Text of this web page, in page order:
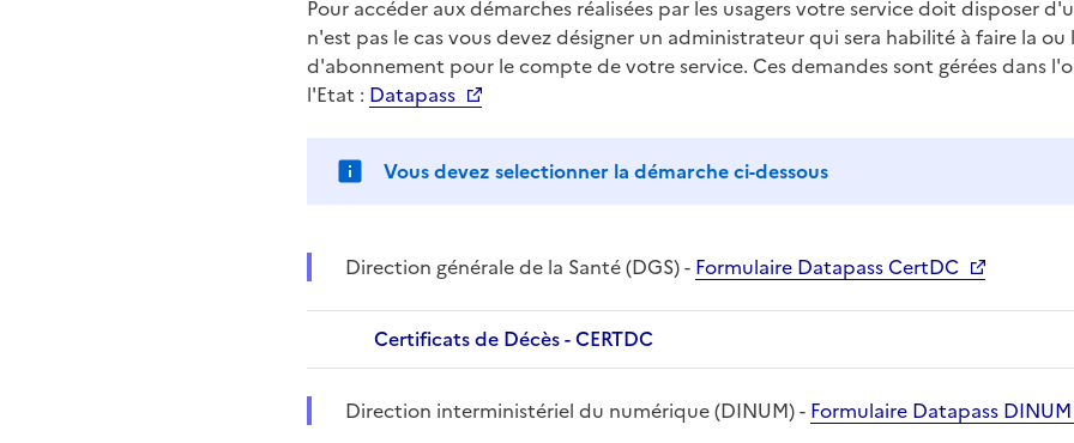
Pour accéder aux démarches réalisées par les usagers votre service doit disposer
n'est pas le cas vous devez désigner un administrateur qui sera habilité à faire la ou
d'abonnement pour le compte de votre service. Ces demandes sont gérées dans
l'Etat : Datapass
Vous devez selectionner la démarche ci-dessous
Direction générale de la Santé (DGS) - Formulaire Datapass CertDC
Certificats de Décès - CERTDC
Direction interministériel du numérique (DINUM) - Formulaire Datapass DINUM